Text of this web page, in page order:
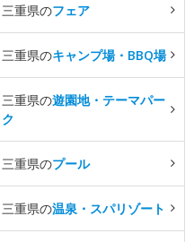
三重県のフェア
三重県のキャンプ場・BBQ場
三重県の遊園地・テーマパー
ク
三重県のプール
三重県の温泉・スパリゾート